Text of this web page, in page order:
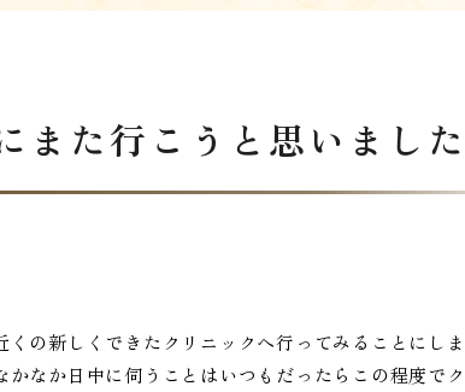
また行こうと思いました
の新しくできたクリニックへ行ってみることにし
かなか日中に伺うことはいつもだったらこの程度で